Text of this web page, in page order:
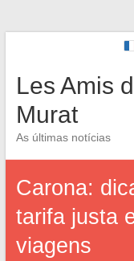
Les Amis
Murat
As últimas notícias
Carona:
tarifa justa
viagens